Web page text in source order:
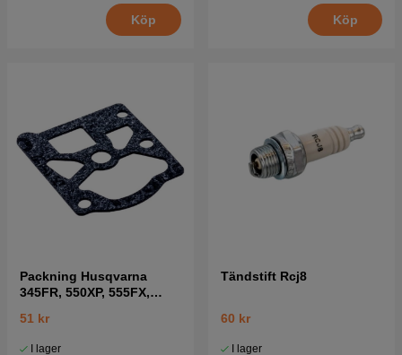
Köp Köp
Packning Husqvarna
345FR, 550XP, 555FX,
51 kr
I lager
Tändstift Rcj8
60 kr
I lager